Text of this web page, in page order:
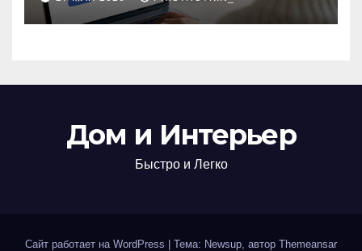
железнодорожных
билетов
Дом и Интерьер
Быстро и Легко
Сайт работает на WordPress Тема: Newsup, автор Themeansar